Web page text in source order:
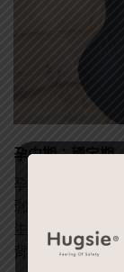
孕中期：穩定期
孕中期是大多數
珈、伸展……等好
生活更加順利，
背部、腰部以及